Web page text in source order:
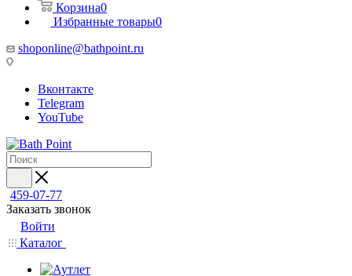
Корзина0
Избранные товары0
shoponline@bathpoint.ru
Вконтакте
Telegram
YouTube
459-07-77
Заказать звонок
Войти
Каталог